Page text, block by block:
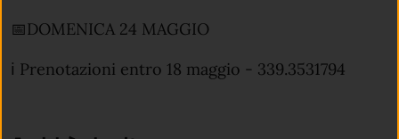
📅DOMENICA 24 MAGGIO
ℹ️ Prenotazioni entro 18 maggio - 339.3531794